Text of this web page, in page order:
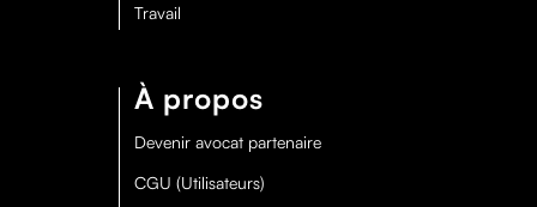
Travail
À propos
Devenir avocat partenaire
CGU (Utilisateurs)